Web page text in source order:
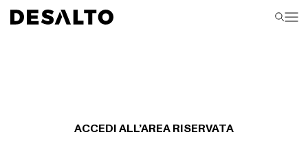
ACCEDI ALL’AREA RISERVATA